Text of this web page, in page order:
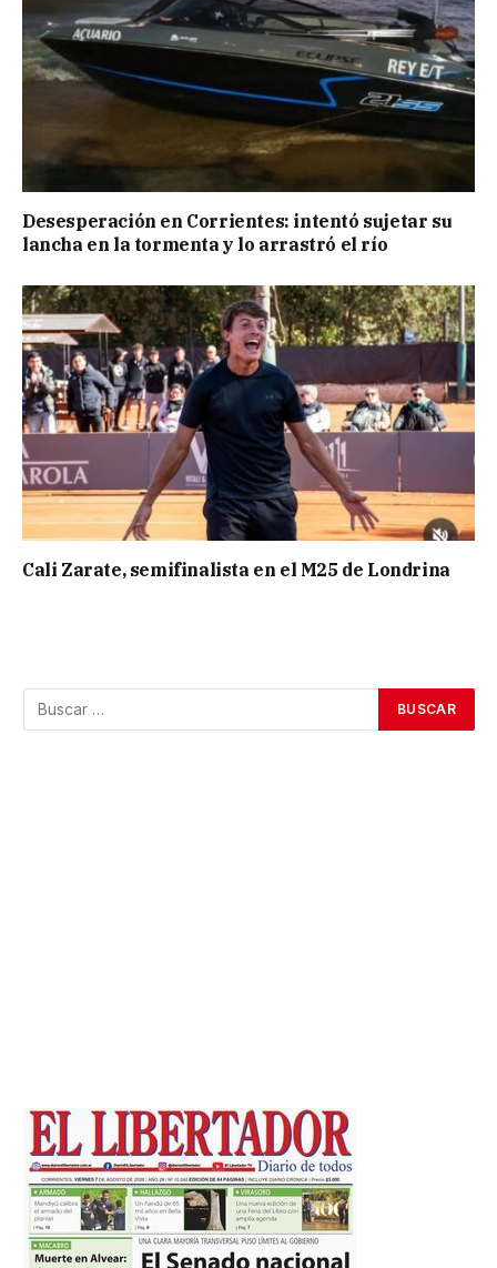
Desesperación en Corrientes: intentó sujetar su
lancha en la tormenta y lo arrastró el río
Cali Zarate, semifinalista en el M25 de Londrina